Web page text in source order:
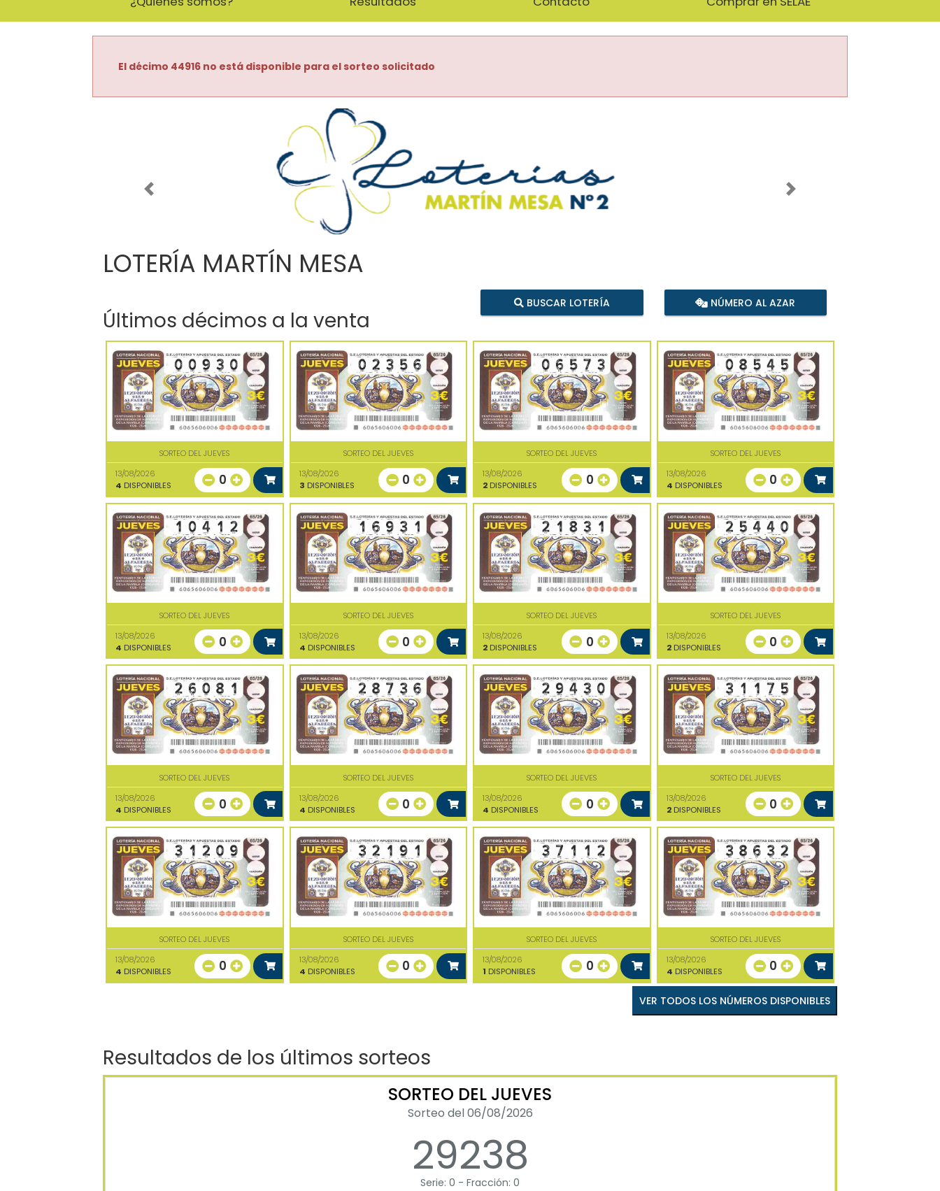
El décimo 44916 no está disponible para el sorteo solicitado
Imagen anterior Imagen siguiente
LOTERÍA MARTÍN MESA
Últimos décimos a la venta
BUSCAR LOTERÍA NÚMERO AL AZAR
SORTEO DEL JUEVES
13/08/2026
4 DISPONIBLES 0
SORTEO DEL JUEVES
13/08/2026
3 DISPONIBLES 0
SORTEO DEL JUEVES
13/08/2026
2 DISPONIBLES 0
SORTEO DEL JUEVES
13/08/2026
4 DISPONIBLES 0
SORTEO DEL JUEVES
13/08/2026
4 DISPONIBLES 0
SORTEO DEL JUEVES
13/08/2026
4 DISPONIBLES 0
SORTEO DEL JUEVES
13/08/2026
2 DISPONIBLES 0
SORTEO DEL JUEVES
13/08/2026
2DISPONIBLES 0
SORTEO DEL JUEVES
13/08/2026
4 DISPONIBLES 0
SORTEO DEL JUEVES
13/08/2026
4 DISPONIBLES 0
SORTEO DEL JUEVES
13/08/2026
4 DISPONIBLES 0
SORTEO DEL JUEVES
13/08/2026
2DISPONIBLES 0
SORTEO DEL JUEVES
13/08/2026
4 DISPONIBLES 0
SORTEO DEL JUEVES
13/08/2026
4 DISPONIBLES 0
SORTEO DEL JUEVES
13/08/2026
1 DISPONIBLES 0
SORTEO DEL JUEVES
13/08/2026
4 DISPONIBLES 0
VER TODOS LOS NÚMEROS DISPONIBLES
Resultados de los últimos sorteos
SORTEO DEL JUEVES
Sorteo del 06/08/2026
29238
Serie: 0 - Fracción: 0